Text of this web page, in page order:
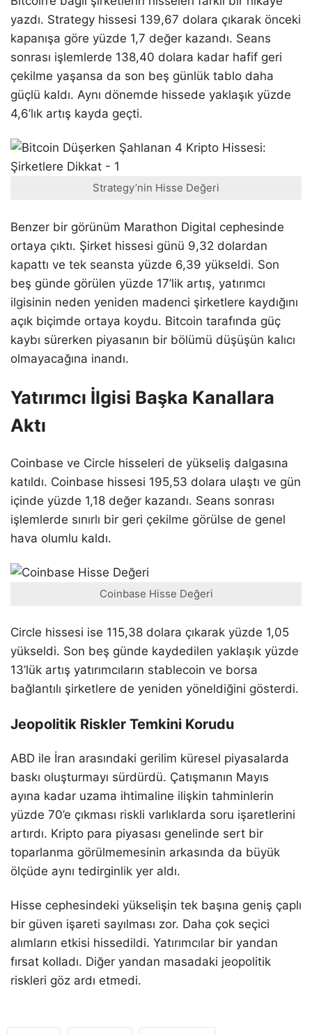
yazdı. Strategy hissesi 139,67 dolara çıkarak önceki
kapanışa göre yüzde 1,7 değer kazandı. Seans
sonrası işlemlerde 138,40 dolara kadar hafif geri
çekilme yaşansa da son beş günlük tablo daha
güçlü kaldı. Aynı dönemde hissede yaklaşık yüzde
4,6’lık artış kayda geçti.
Strategy’nin Hisse Değeri
Benzer bir görünüm Marathon Digital cephesinde
ortaya çıktı. Şirket hissesi günü 9,32 dolardan
kapattı ve tek seansta yüzde 6,39 yükseldi. Son
beş günde görülen yüzde 17’lik artış, yatırımcı
ilgisinin neden yeniden madenci şirketlere kaydığını
açık biçimde ortaya koydu. Bitcoin tarafında güç
kaybı sürerken piyasanın bir bölümü düşüşün kalıcı
olmayacağına inandı.
Yatırımcı İlgisi Başka Kanallara
Aktı
Coinbase ve Circle hisseleri de yükseliş dalgasına
katıldı. Coinbase hissesi 195,53 dolara ulaştı ve gün
içinde yüzde 1,18 değer kazandı. Seans sonrası
işlemlerde sınırlı bir geri çekilme görülse de genel
hava olumlu kaldı.
Coinbase Hisse Değeri
Circle hissesi ise 115,38 dolara çıkarak yüzde 1,05
yükseldi. Son beş günde kaydedilen yaklaşık yüzde
13’lük artış yatırımcıların stablecoin ve borsa
bağlantılı şirketlere de yeniden yöneldiğini gösterdi.
Jeopolitik Riskler Temkini Korudu
ABD ile İran arasındaki gerilim küresel piyasalarda
baskı oluşturmayı sürdürdü. Çatışmanın Mayıs
ayına kadar uzama ihtimaline ilişkin tahminlerin
yüzde 70’e çıkması riskli varlıklarda soru işaretlerini
artırdı. Kripto para piyasası genelinde sert bir
toparlanma görülmemesinin arkasında da büyük
ölçüde aynı tedirginlik yer aldı.
Hisse cephesindeki yükselişin tek başına geniş çaplı
bir güven işareti sayılması zor. Daha çok seçici
alımların etkisi hissedildi. Yatırımcılar bir yandan
fırsat kolladı. Diğer yandan masadaki jeopolitik
riskleri göz ardı etmedi.